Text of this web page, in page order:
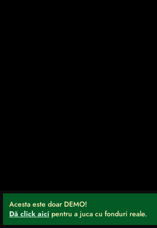
Acesta este doar DEMO!
Dă click aici pentru a juca cu fonduri reale.